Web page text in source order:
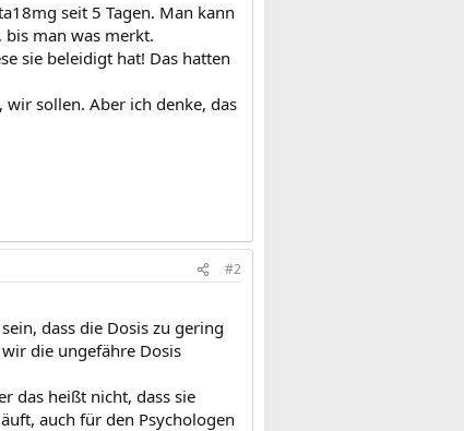
seit 5 Tagen. Man kann
bis man was merkt.
sie beleidigt hat! Das hatten
sollen. Aber ich denke, das
#2
dass die Dosis zu gering
die ungefähre Dosis
das heißt nicht, dass sie
auch für den Psychologen